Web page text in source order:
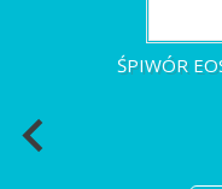
ŚPIWÓR
navigate_before